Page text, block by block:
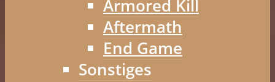
Armored Kill
Aftermath
End Game
Sonstiges